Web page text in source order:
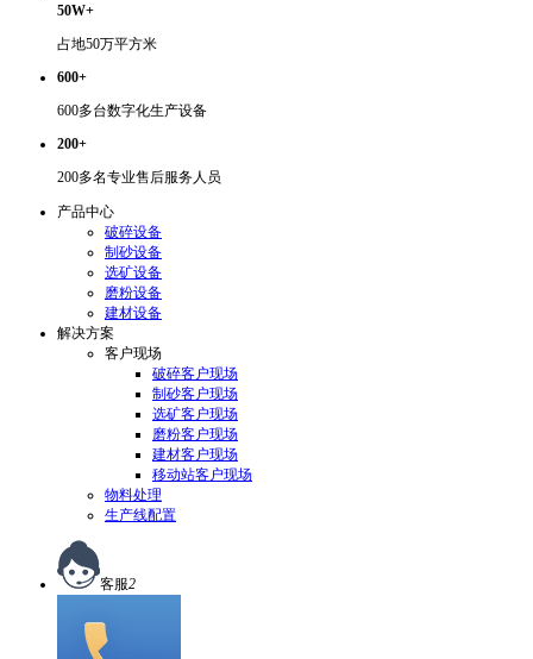
50W+
占地50万平方米
600+
600多台数字化生产设备
200+
200多名专业售后服务人员
产品中心
破碎设备
制砂设备
选矿设备
磨粉设备
建材设备
解决方案
客户现场
破碎客户现场
制砂客户现场
选矿客户现场
磨粉客户现场
建材客户现场
移动站客户现场
物料处理
生产线配置
客服2